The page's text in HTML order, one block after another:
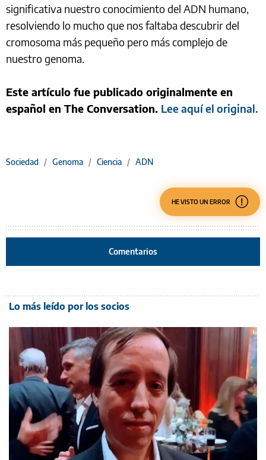
significativa nuestro conocimiento del ADN humano,
resolviendo lo mucho que nos faltaba descubrir del
cromosoma más pequeño pero más complejo de
nuestro genoma.
Este artículo fue publicado originalmente en
español en The Conversation. Lee aquí el original.
Sociedad / Genoma / Ciencia / ADN
HE VISTO UN ERROR
Comentarios
Lo más leído por los socios